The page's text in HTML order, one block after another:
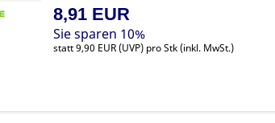
8,91 EUR
Sie sparen 10%
statt9,90 EUR(UVP) pro Stk (inkl. MwSt.)